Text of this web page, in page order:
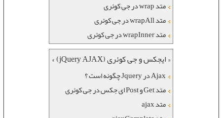
متد wrap در جی کوئری
متد wrapAll در جی کوئری
متد wrapInner در جی کوئری
« ایجکس و جی کوئری (jQuery AJAX) »
Ajax در Jquery چگونه است ؟
متد Get و Post ای جکس در جی کوئری
متد ajax